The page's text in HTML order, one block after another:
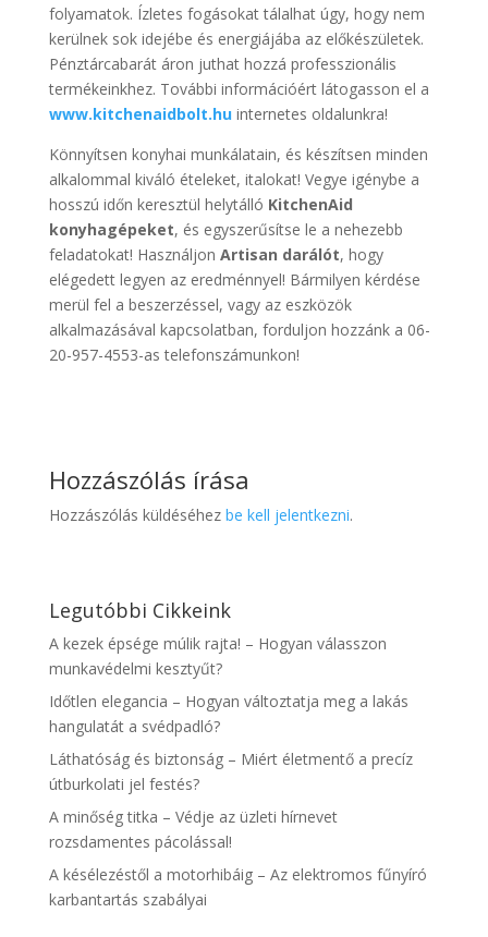
folyamatok. Ízletes fogásokat tálalhat úgy, hogy nem
kerülnek sok idejébe és energiájába az előkészületek.
Pénztárcabarát áron juthat hozzá professzionális
termékeinkhez. További információért látogasson el a
www.kitchenaidbolt.hu internetes oldalunkra!
Könnyítsen konyhai munkálatain, és készítsen minden
alkalommal kiváló ételeket, italokat! Vegye igénybe a
hosszú időn keresztül helytálló KitchenAid
konyhagépeket, és egyszerűsítse le a nehezebb
feladatokat! Használjon Artisan darálót, hogy
elégedett legyen az eredménnyel! Bármilyen kérdése
merül fel a beszerzéssel, vagy az eszközök
alkalmazásával kapcsolatban, forduljon hozzánk a 06-
20-957-4553-as telefonszámunkon!
Hozzászólás írása
Hozzászólás küldéséhez be kell jelentkezni.
Legutóbbi Cikkeink
A kezek épsége múlik rajta! – Hogyan válasszon
munkavédelmi kesztyűt?
Időtlen elegancia – Hogyan változtatja meg a lakás
hangulatát a svédpadló?
Láthatóság és biztonság – Miért életmentő a precíz
útburkolati jel festés?
A minőség titka – Védje az üzleti hírnevet
rozsdamentes pácolással!
A késélezéstől a motorhibáig – Az elektromos fűnyíró
karbantartás szabályai